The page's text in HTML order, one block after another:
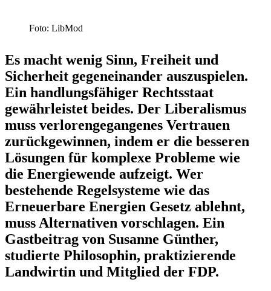
Foto: LibMod
Es macht wenig Sinn, Freiheit und
Sicherheit gegen­ein­ander auszu­spielen.
Ein handlungs­fä­higer Rechts­staat
gewähr­leistet beides. Der Libera­lismus
muss verlo­ren­ge­gan­genes Vertrauen
zurück­ge­winnen, indem er die besseren
Lösungen für komplexe Probleme wie
die Energie­wende aufzeigt. Wer
bestehende Regel­systeme wie das
Erneu­erbare Energien Gesetz ablehnt,
muss Alter­na­tiven vorschlagen. Ein
Gastbeitrag von Susanne Günther,
studierte Philo­sophin, prakti­zie­rende
Landwirtin und Mitglied der FDP.